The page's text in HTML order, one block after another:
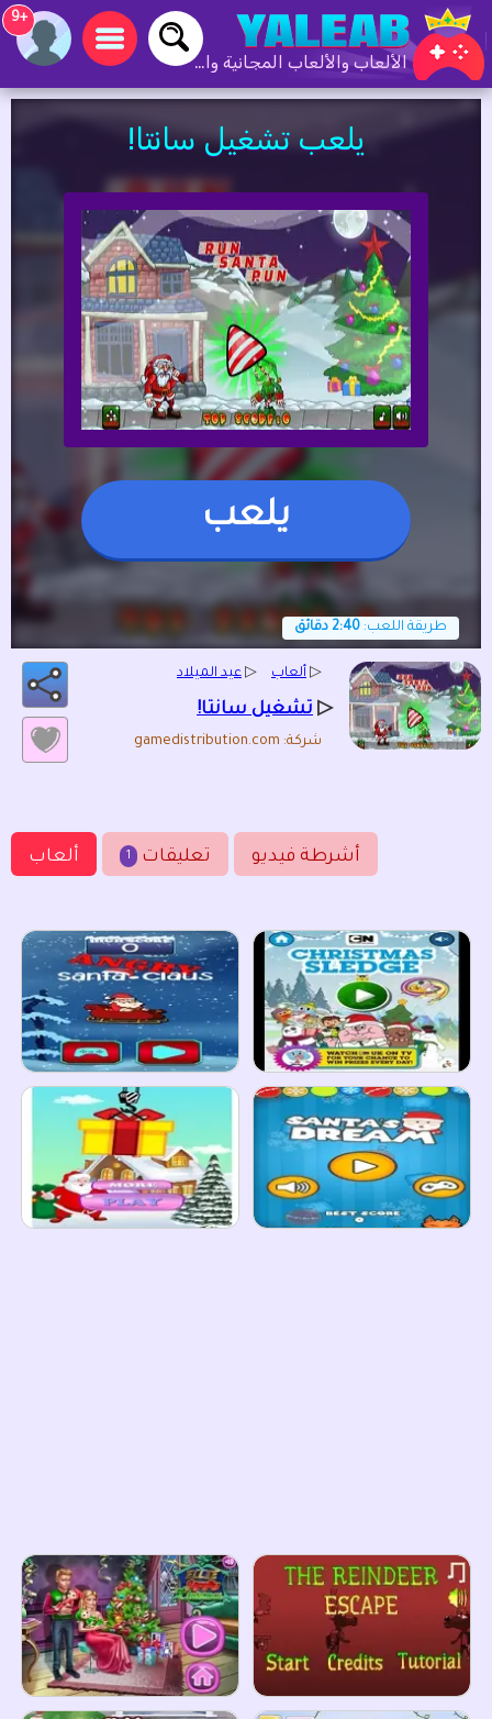
الألعاب والألعاب المجانية والألعاب عبر الإنترنت
+9
يلعب تشغيل سانتا!
يلعب
طريقة اللعب: 2:40 دقائق
▷ ألعاب ▷ عيد الميلاد
▷ تشغيل سانتا!
شركة: gamedistribution.com
ألعاب 1 تعليقات أشرطة فيديو